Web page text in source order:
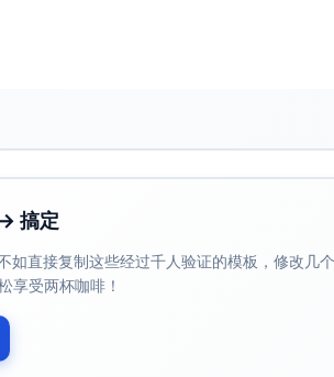
Code-Login。
二选一并保持全篇一致；产品语境中
für eine angenehmere Nutzung bei
der Startseite reduziert.
bei schwacher Verbindung gelegentlich
搞定
如直接复制这些经过千人验证的模板，修改几
享受两杯咖啡！